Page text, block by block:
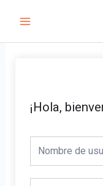
contenido
Menu
¡Hola,